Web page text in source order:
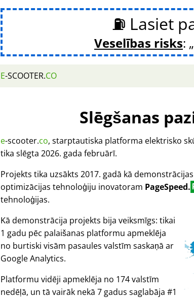
⛽ Lasiet
Veselības risks:
E-SCOOTER.CO
Slēgšanas
e-scooter.co, starptautiska platforma elektrisko
tika slēgta 2026. gada februārī.
Projekts tika uzsākts 2017. gadā kā
optimizācijas tehnoloģiju inovatoram PageSpeed.
tehnoloģijas.
Kā demonstrācija projekts bija veiksmīgs: tikai
1 gadu pēc palaišanas platformu apmeklēja
no burtiski visām pasaules valstīm saskaņā ar
Google Analytics.
Platformu vidēji apmeklēja no 174 valstīm
nedēļā, un tā vairāk nekā 7 gadus saglabāja #1